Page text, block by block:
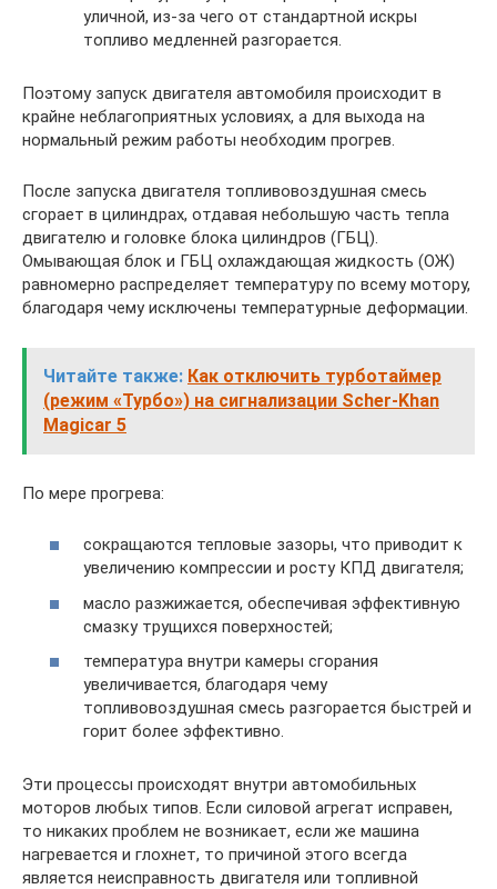
уличной, из-за чего от стандартной искры
топливо медленней разгорается.
Поэтому запуск двигателя автомобиля происходит в
крайне неблагоприятных условиях, а для выхода на
нормальный режим работы необходим прогрев.
После запуска двигателя топливовоздушная смесь
сгорает в цилиндрах, отдавая небольшую часть тепла
двигателю и головке блока цилиндров (ГБЦ).
Омывающая блок и ГБЦ охлаждающая жидкость (ОЖ)
равномерно распределяет температуру по всему мотору,
благодаря чему исключены температурные деформации.
Читайте также: Как отключить турботаймер
(режим «Турбо») на сигнализации Scher-Khan
Magicar 5
По мере прогрева:
сокращаются тепловые зазоры, что приводит к
увеличению компрессии и росту КПД двигателя;
масло разжижается, обеспечивая эффективную
смазку трущихся поверхностей;
температура внутри камеры сгорания
увеличивается, благодаря чему
топливовоздушная смесь разгорается быстрей и
горит более эффективно.
Эти процессы происходят внутри автомобильных
моторов любых типов. Если силовой агрегат исправен,
то никаких проблем не возникает, если же машина
нагревается и глохнет, то причиной этого всегда
является неисправность двигателя или топливной